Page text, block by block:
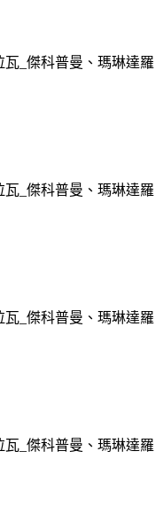
瓦_傑科普曼、瑪琳達羅
瓦_傑科普曼、瑪琳達羅
瓦_傑科普曼、瑪琳達羅
瓦_傑科普曼、瑪琳達羅